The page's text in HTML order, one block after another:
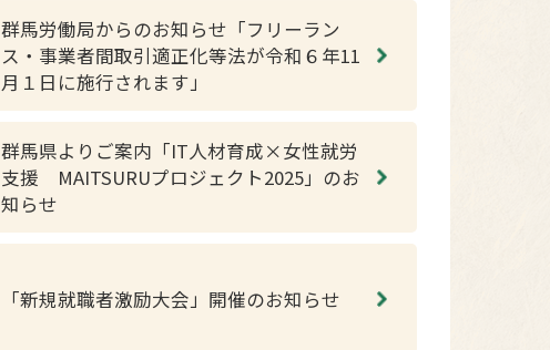
群馬労働局からのお知らせ「フリーラン
ス・事業者間取引適正化等法が令和６年11
月１日に施行されます」
群馬県よりご案内「IT人材育成×女性就労
支援 MAITSURUプロジェクト2025」のお
知らせ
「新規就職者激励大会」開催のお知らせ